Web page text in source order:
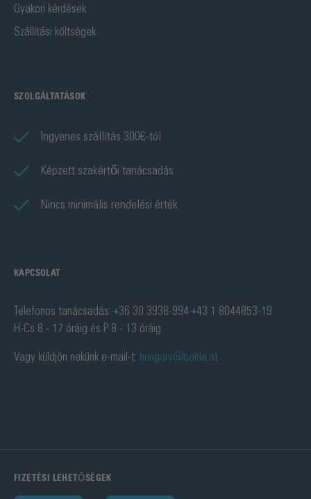
Gyakori kérdések
Szállítási költségek
SZOLGÁLTATÁSOK
Ingyenes szállítás 300€-tól
Képzett szakértői tanácsadás
Nincs minimális rendelési érték
KAPCSOLAT
Telefonos tanácsadás: +36 30 3938-994 +43 1 8044853-19
H-Cs 8 - 17 óráig és P 8 - 13 óráig
Vagy küldjön nekünk e-mail-t: hungary@bohle.at
FIZETÉSI LEHETŐSÉGEK